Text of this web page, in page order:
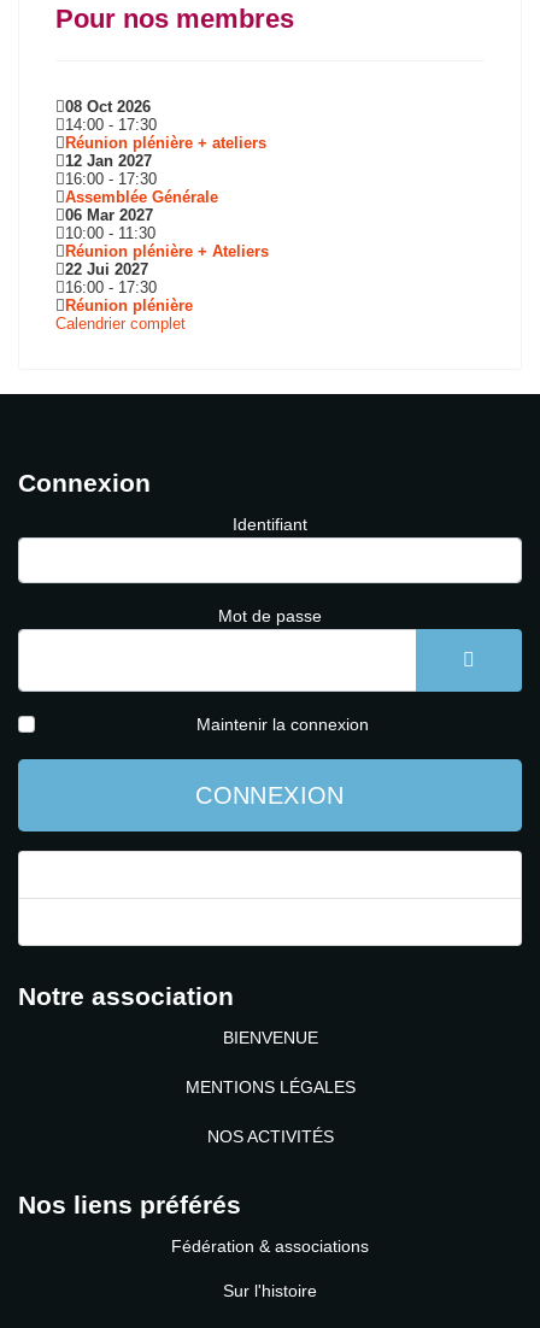
Pour nos membres
08 Oct 2026
14:00 - 17:30
Réunion plénière + ateliers
12 Jan 2027
16:00 - 17:30
Assemblée Générale
06 Mar 2027
10:00 - 11:30
Réunion plénière + Ateliers
22 Jui 2027
16:00 - 17:30
Réunion plénière
Calendrier complet
Connexion
Identifiant
Mot de passe
Maintenir la connexion
CONNEXION
Notre association
BIENVENUE
MENTIONS LÉGALES
NOS ACTIVITÉS
Nos liens préférés
Fédération & associations
Sur l'histoire